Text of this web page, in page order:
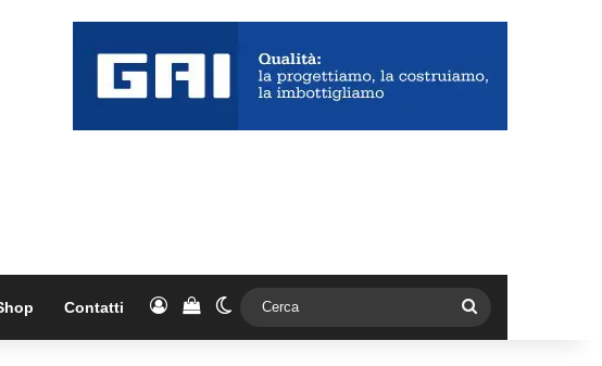
Contatti AccediVedi il carrello
Cambia aspetto